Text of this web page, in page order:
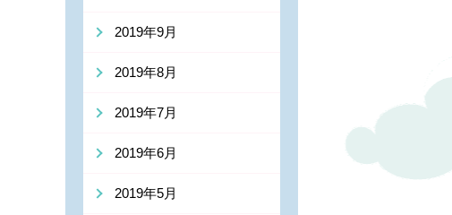
2019年9月
2019年8月
2019年7月
2019年6月
2019年5月